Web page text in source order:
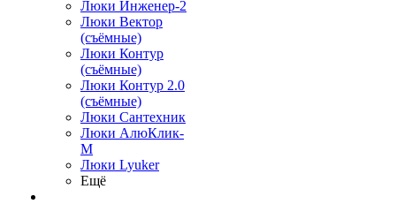
Люки Инженер-2
Люки Вектор
(съёмные)
Люки Контур
(съёмные)
Люки Контур 2.0
(съёмные)
Люки Сантехник
Люки АлюКлик-
М
Люки Lyuker
Ещё